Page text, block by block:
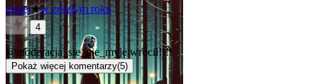
ciszej★w zeszłym roku
4
@moderacja_sie_nie_myjewrócił!!!!
Pokaż więcej komentarzy(5)